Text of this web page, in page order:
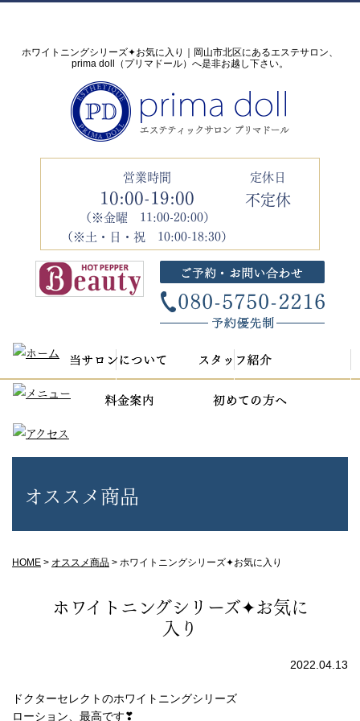
ホワイトニングシリーズ✦お気に入り｜岡山市北区にあるエステサロン、
prima doll（プリマドール）へ是非お越し下さい。
営業時間
10:00-19:00
（※金曜 11:00-20:00）
（※土・日・祝 10:00-18:30）
定休日
不定休
オススメ商品
HOME > オススメ商品 > ホワイトニングシリーズ✦お気に入り
ホワイトニングシリーズ✦お気に
入り
2022.04.13
ドクターセレクトのホワイトニングシリーズ
ローション、最高です❣